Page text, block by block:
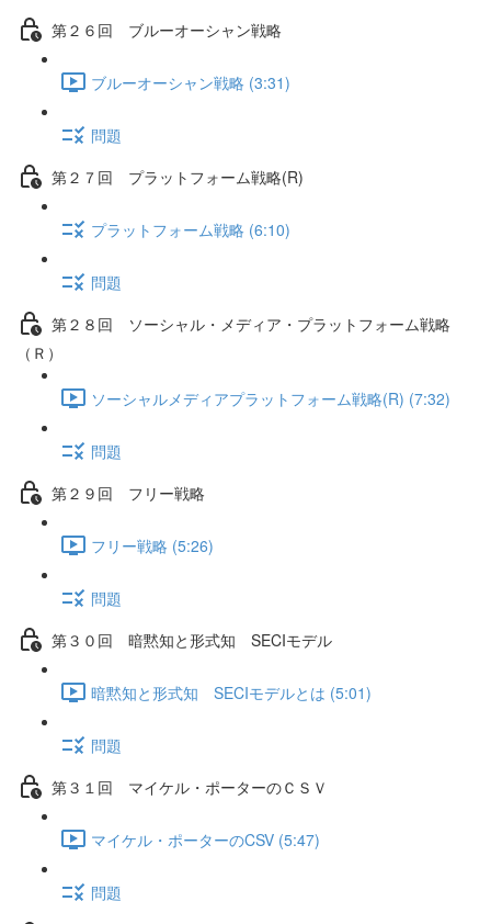
第２６回 ブルーオーシャン戦略
ブルーオーシャン戦略 (3:31)
問題
第２７回 プラットフォーム戦略(R)
プラットフォーム戦略 (6:10)
問題
第２８回 ソーシャル・メディア・プラットフォーム戦略
（Ｒ）
ソーシャルメディアプラットフォーム戦略(R) (7:32)
問題
第２９回 フリー戦略
フリー戦略 (5:26)
問題
第３０回 暗黙知と形式知 SECIモデル
暗黙知と形式知 SECIモデルとは (5:01)
問題
第３１回 マイケル・ポーターのＣＳＶ
マイケル・ポーターのCSV (5:47)
問題